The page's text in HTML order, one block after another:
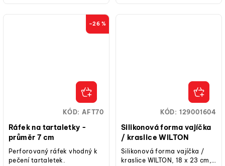
–26 %
Ráfek na tartaletky -
průměr 7 cm
Perforovaný ráfek vhodný k
pečení tartaletek.
KÓD: AFT70
Silikonová forma vajíčka
/ kraslice WILTON
Silikonová forma vajíčka /
kraslice WILTON, 18 x 23 cm,
KÓD: 129001604